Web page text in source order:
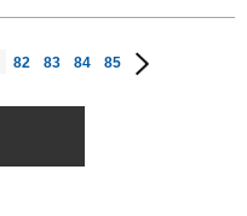
82 83 84 85